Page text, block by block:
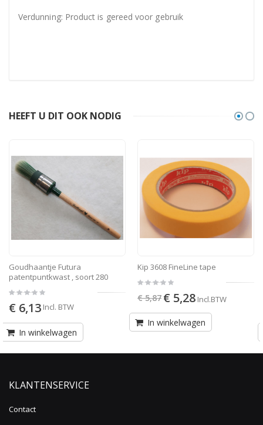
Verdunning: Product is gereed voor gebruik
HEEFT U DIT OOK NODIG
Kip 3608 FineLine tape
€ 5,87
In winkelwagen
Anza Lakviltrollen meerdere
€ 2,19
In winkelwagen
KLANTENSERVICE
Contact